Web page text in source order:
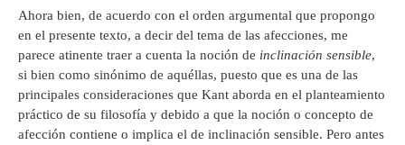
Ahora bien, de acuerdo con el orden argumental que propongo
en el presente texto, a decir del tema de las afecciones, me
parece atinente traer a cuenta la noción de inclinación sensible,
si bien como sinónimo de aquéllas, puesto que es una de las
principales consideraciones que Kant aborda en el planteamiento
práctico de su filosofía y debido a que la noción o concepto de
afección contiene o implica el de inclinación sensible. Pero antes